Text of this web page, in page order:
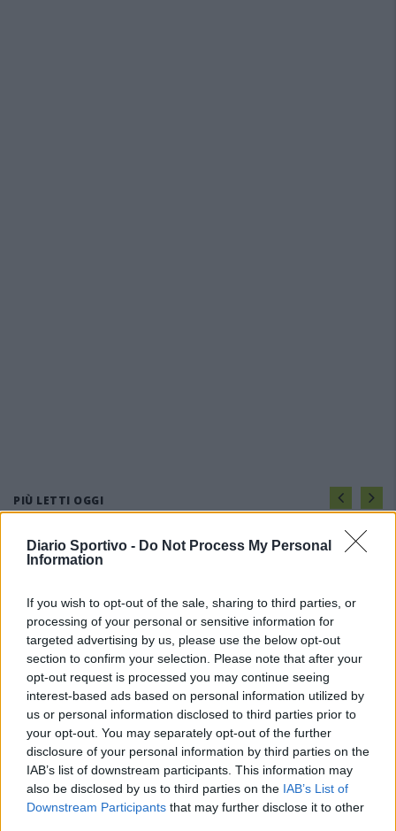
Diario Sportivo - Do Not Process My Personal
Information
If you wish to opt-out of the sale, sharing to third parties, or
processing of your personal or sensitive information for
targeted advertising by us, please use the below opt-out
section to confirm your selection. Please note that after your
opt-out request is processed you may continue seeing
interest-based ads based on personal information utilized by
us or personal information disclosed to third parties prior to
your opt-out. You may separately opt-out of the further
disclosure of your personal information by third parties on the
IAB’s list of downstream participants. This information may
also be disclosed by us to third parties on the IAB’s List of
Downstream Participants that may further disclose it to other
PIÙ LETTI OGGI
Il Buddusò in mani sicure con Mario Fadda, il
Anche il Fasano out e le ammissioni salgono
a sei, l'Ilva è la prima società tra le non
ripescate
5 Ago 2026
Coppa Italia: gli accoppiamenti degli ottavi
di finale con i derby di Gallura, Barbagia e
Ogliastra
5 Ago 2026
Coppa Italia: gli accoppiamenti dei 16esimi di